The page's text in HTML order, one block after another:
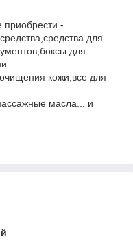
приобрести -
для
для
очищения кожи,все для
масла... и